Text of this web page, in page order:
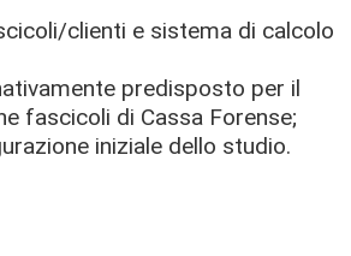
clienti e sistema di calcolo
predisposto per il
fascicoli di Cassa Forense;
iniziale dello studio.